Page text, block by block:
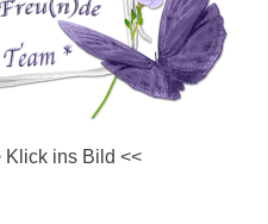
Klick ins Bild <<